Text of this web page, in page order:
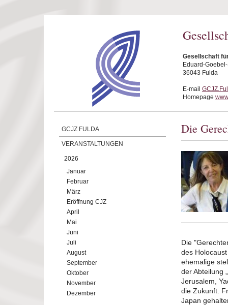
Gesellschaft
Eduard-
36043 Fulda
E-mail
Homepage
GCJZ FULDA
VERANSTALTUNGEN
2026
Januar
Februar
März
Eröffnung CJZ
April
Mai
Juni
Juli
August
September
Oktober
November
Dezember
Die
Die
des
ehemalige
der Abteilung
Jerusalem,
die Zukunft.
Japan